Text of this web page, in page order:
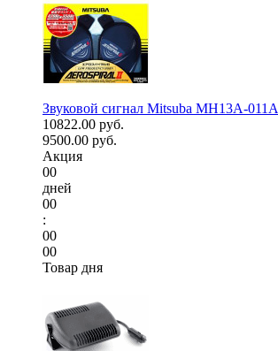
Звуковой сигнал Mitsuba MH13A-011A
10822.00 руб.
9500.00 руб.
Акция
00
дней
00
:
00
00
Товар дня